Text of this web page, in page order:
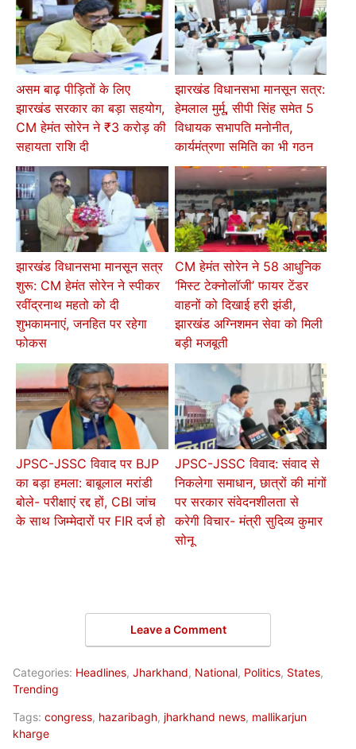
असम बाढ़ पीड़ितों के लिए
झारखंड सरकार का बड़ा सहयोग,
CM हेमंत सोरेन ने ₹3 करोड़ की
सहायता राशि दी
झारखंड विधानसभा मानसून सत्र:
हेमलाल मुर्मू, सीपी सिंह समेत 5
विधायक सभापति मनोनीत,
कार्यमंत्रणा समिति का भी गठन
झारखंड विधानसभा मानसून सत्र
शुरू: CM हेमंत सोरेन ने स्पीकर
रवींद्रनाथ महतो को दी
शुभकामनाएं, जनहित पर रहेगा
फोकस
CM हेमंत सोरेन ने 58 आधुनिक
‘मिस्ट टेक्नोलॉजी’ फायर टेंडर
वाहनों को दिखाई हरी झंडी,
झारखंड अग्निशमन सेवा को मिली
बड़ी मजबूती
JPSC-JSSC विवाद पर BJP
का बड़ा हमला: बाबूलाल मरांडी
बोले- परीक्षाएं रद्द हों, CBI जांच
के साथ जिम्मेदारों पर FIR दर्ज हो
JPSC-JSSC विवाद: संवाद से
निकलेगा समाधान, छात्रों की मांगों
पर सरकार संवेदनशीलता से
करेगी विचार- मंत्री सुदिव्य कुमार
सोनू
Leave a Comment
Categories: Headlines, Jharkhand, National, Politics, States,
Trending
Tags: congress, hazaribagh, jharkhand news, mallikarjun
kharge